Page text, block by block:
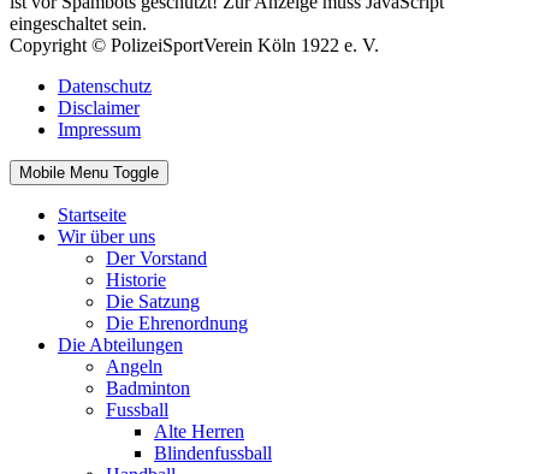
eingeschaltet sein.
Copyright © PolizeiSportVerein Köln 1922 e. V.
Datenschutz
Disclaimer
Impressum
Mobile Menu Toggle
Startseite
Wir über uns
Der Vorstand
Historie
Die Satzung
Die Ehrenordnung
Die Abteilungen
Angeln
Badminton
Fussball
Alte Herren
Blindenfussball